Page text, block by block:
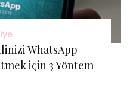
WhatsApp
için 3 Yöntem